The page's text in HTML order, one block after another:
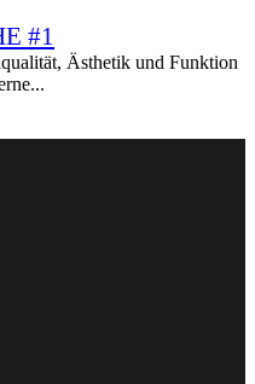
#1
Ästhetik und Funktion